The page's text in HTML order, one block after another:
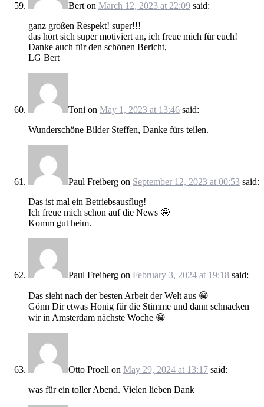
Bert on March 12, 2023 at 22:09 said:
ganz großen Respekt! super!!!
das hört sich super motiviert an, ich freue mich für euch!
Danke auch für den schönen Bericht,
LG Bert
Toni on May 1, 2023 at 13:46 said:
Wunderschöne Bilder Steffen, Danke fürs teilen.
Paul Freiberg on September 12, 2023 at 00:53 said:
Das ist mal ein Betriebsausflug!
Ich freue mich schon auf die News 🤩
Komm gut heim.
Paul Freiberg on February 3, 2024 at 19:18 said:
Das sieht nach der besten Arbeit der Welt aus 😁
Gönn Dir etwas Honig für die Stimme und dann schnacken
wir in Amsterdam nächste Woche 😁
Otto Proell on May 29, 2024 at 13:17 said:
was für ein toller Abend. Vielen lieben Dank